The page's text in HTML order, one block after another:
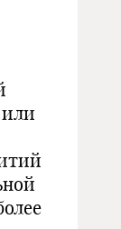
или